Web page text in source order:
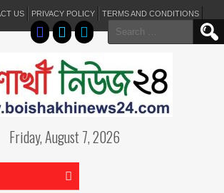
US PRIVACY POLICY TERMS AND CONDITIONS
Search
for:
Friday, August 7, 2026